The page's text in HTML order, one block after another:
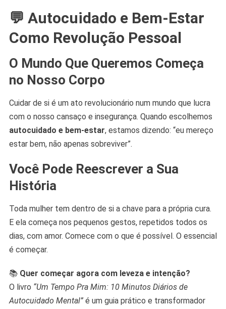
💬 Autocuidado e Bem-Estar
Como Revolução Pessoal
O Mundo Que Queremos Começa
no Nosso Corpo
Cuidar de si é um ato revolucionário num mundo que lucra
com o nosso cansaço e insegurança. Quando escolhemos
autocuidado e bem-estar, estamos dizendo: “eu mereço
estar bem, não apenas sobreviver”.
Você Pode Reescrever a Sua
História
Toda mulher tem dentro de si a chave para a própria cura.
E ela começa nos pequenos gestos, repetidos todos os
dias, com amor. Comece com o que é possível. O essencial
é começar.
📚 Quer começar agora com leveza e intenção?
O livro “Um Tempo Pra Mim: 10 Minutos Diários de
Autocuidado Mental”é um guia prático e transformador